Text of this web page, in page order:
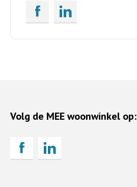
Volg de MEE woonwinkel op: